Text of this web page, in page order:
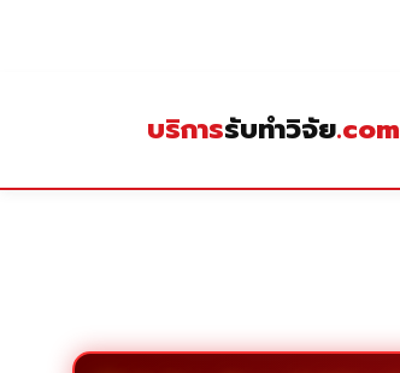
บริการรับทำวิจัย.com